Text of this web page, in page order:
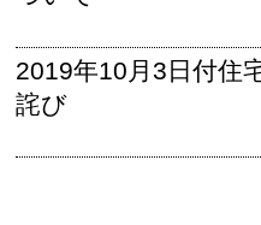
2019年10月3日付住
詫び